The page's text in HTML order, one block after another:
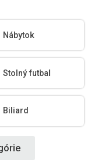
Nábytok
Stolný futbal
Biliard